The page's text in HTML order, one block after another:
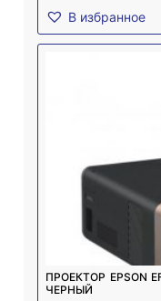
В избранное
ПРОЕКТОР EPSON
ЧЕРНЫЙ